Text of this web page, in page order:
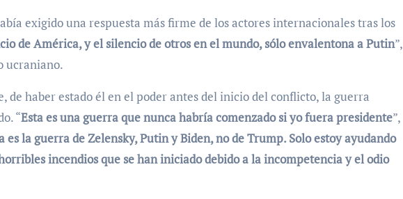
exigido una respuesta más firme de los actores internacionales tras los
de América, y el silencio de otros en el mundo, sólo envalentona a Putin”,
ucraniano.
de haber estado él en el poder antes del inicio del conflicto, la guerra
“Esta es una guerra que nunca habría comenzado si yo fuera presidente”,
es la guerra de Zelensky, Putin y Biden, no de Trump. Solo estoy ayudando
incendios que se han iniciado debido a la incompetencia y el odio